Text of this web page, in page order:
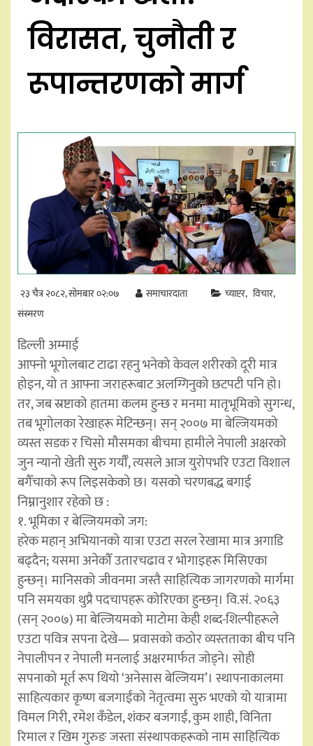
विरासत, चुनौती र
रूपान्तरणको मार्ग
२३ चैत्र २०८२, सोमबार ०२:०७ समाचारदाता च्याप्टर विचार
संस्मरण
डिल्ली अम्माई
आफ्नो भूगोलबाट टाढा रहनु भनेको केवल शरीरको दूरी मात्र
होइन, यो त आफ्ना जराहरूबाट अलग्गिनुको छटपटी पनि हो।
तर, जब स्रष्टाको हातमा कलम हुन्छ र मनमा मातृभूमिको सुगन्ध,
तब भूगोलका रेखाहरू मेटिन्छन्। सन् २००७ मा बेल्जियमको
व्यस्त सडक र चिसो मौसमका बीचमा हामीले नेपाली अक्षरको
जुन न्यानो खेती सुरु गर्यौँ, त्यसले आज युरोपभरि एउटा विशाल
बगैँचाको रूप लिइसकेको छ। यसको चरणबद्ध बगाई
निम्नानुशार रहेको छ :
१. भूमिका र बेल्जियमको जग:
हरेक महान् अभियानको यात्रा एउटा सरल रेखामा मात्र अगाडि
बढ्दैन; यसमा अनेकौँ उतारचढाव र भोगाइहरू मिसिएका
हुन्छन्। मानिसको जीवनमा जस्तै साहित्यिक जागरणको मार्गमा
पनि समयका थुप्रै पदचापहरू कोरिएका हुन्छन्। वि.सं. २०६३
(सन् २००७) मा बेल्जियमको माटोमा केही शब्द-शिल्पीहरूले
एउटा पवित्र सपना देखे— प्रवासको कठोर व्यस्तताका बीच पनि
नेपालीपन र नेपाली मनलाई अक्षरमार्फत जोड्ने। सोही
सपनाको मूर्त रूप थियो ‘अनेसास बेल्जियम’। स्थापनाकालमा
साहित्यकार कृष्ण बजगाईंको नेतृत्वमा सुरु भएको यो यात्रामा
विमल गिरी, रमेश कँडेल, शंकर बजगाईं, कुम शाही, विनिता
रिमाल र खिम गुरुङ जस्ता संस्थापकहरूको नाम साहित्यिक